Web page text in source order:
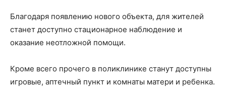
Благодаря появлению нового объекта, для жителей
станет доступно стационарное наблюдение и
оказание неотложной помощи.
Кроме всего прочего в поликлинике станут доступны
игровые, аптечный пункт и комнаты матери и ребенка.